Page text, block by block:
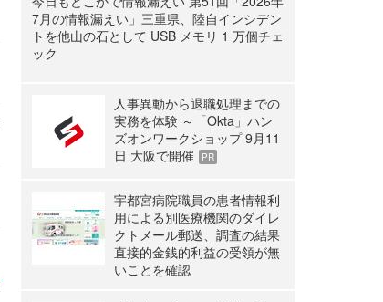
7月の情報漏えい」三重県、陸自インシデン
トを他山の石として USB メモリ 1 万個チェ
ック
人事異動から退職処理までの
実務を体験 ～「Okta」ハン
ズオンワークショップ 9月11
日 大阪で開催
PR
宇都宮病院職員の患者情報利
用による別医療機関のダイレ
クトメール郵送、調査の結果
直接的金銭的利益の受領が無
いことを確認